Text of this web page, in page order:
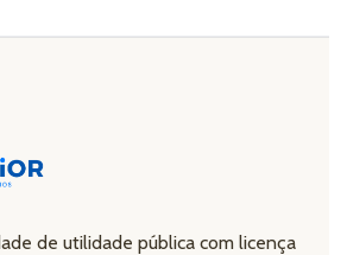
de utilidade pública com licença